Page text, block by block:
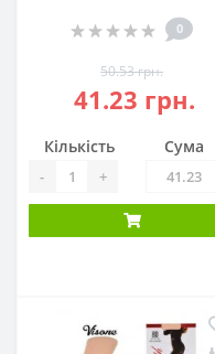
0
50.53 грн.
41.23 грн.
Кількість
- +
Сума